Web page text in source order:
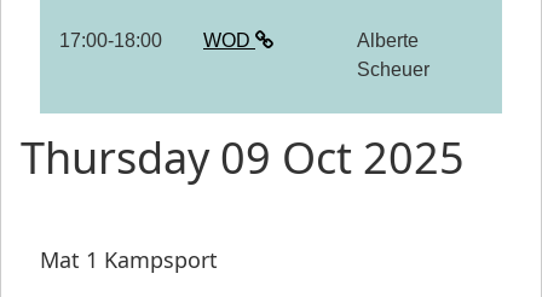
17:00-18:00 WOD
Alberte
Scheuer
Thursday 09 Oct 2025
Mat 1 Kampsport